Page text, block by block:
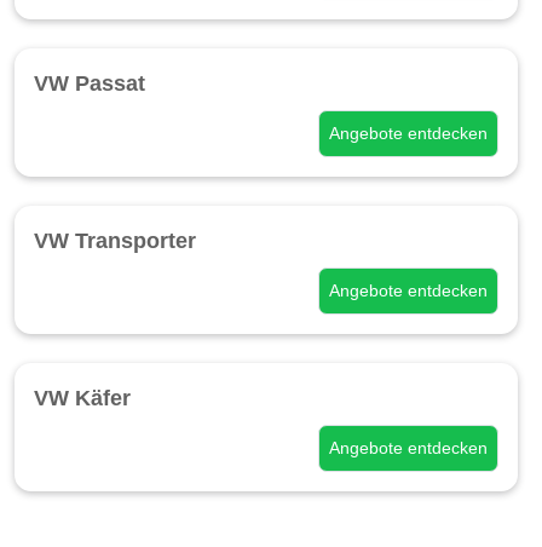
VW Passat
Angebote entdecken
VW Transporter
Angebote entdecken
VW Käfer
Angebote entdecken